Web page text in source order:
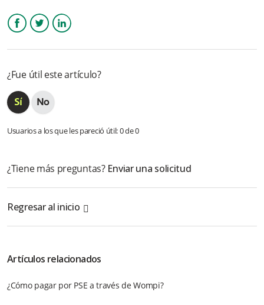
¿Qué beneficios tengo al utilizar Tokenbox y/o Oneclick
cuando realizo mis pagos?
Tokenbox y/o Oneclick?
Más información
¿Fue útil este artículo?
Usuarios a los que les pareció útil: 0 de 0
¿Tiene más preguntas? Enviar una solicitud
Regresar al inicio
Artículos relacionados
¿Cómo pagar por PSE a través de Wompi?